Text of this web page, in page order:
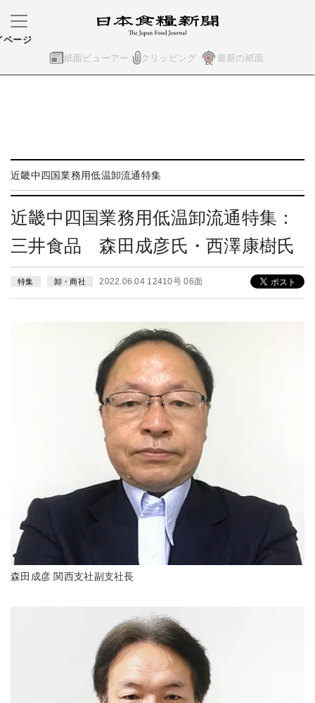
紙面ビューアー クリッピング 最新の紙面
ページ
近畿中四国業務用低温卸流通特集
近畿中四国業務用低温卸流通特集：
三井食品 森田成彦氏・西澤康樹氏
特集 卸・商社 2022.06.04 12410号 06面
森田成彦 関西支社副支社長